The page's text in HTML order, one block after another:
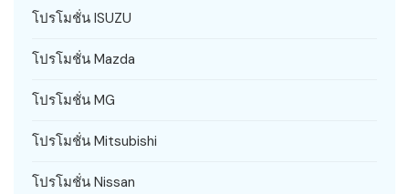
โปรโมชั่น ISUZU
โปรโมชั่น Mazda
โปรโมชั่น MG
โปรโมชั่น Mitsubishi
โปรโมชั่น Nissan